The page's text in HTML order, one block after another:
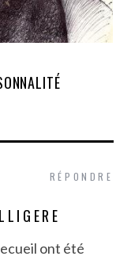
RÉPONDRE
ont été